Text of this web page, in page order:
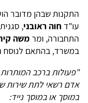
עו"ד חוה ראובני,
התחבורה, ומר משה
במשרד, בהתאם לנוסח
"פעולות ברכב
אדם רשאי לתת שירות
במוסך או במוסך נייד: